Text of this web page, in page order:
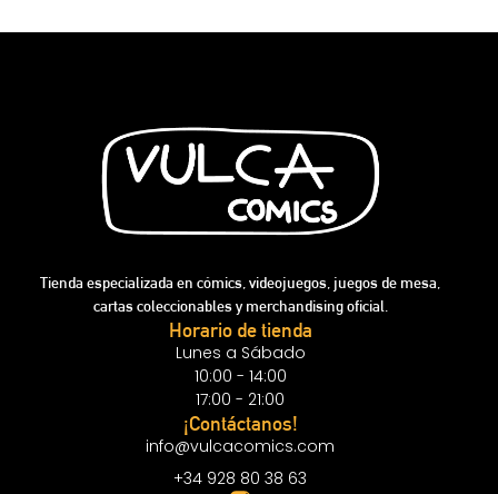
Tienda especializada en cómics, videojuegos, juegos de mesa,
cartas coleccionables y merchandising oficial.
Horario de tienda
Lunes a Sábado
10:00 - 14:00
17:00 - 21:00
¡Contáctanos!
info@vulcacomics.com
+34 928 80 38 63